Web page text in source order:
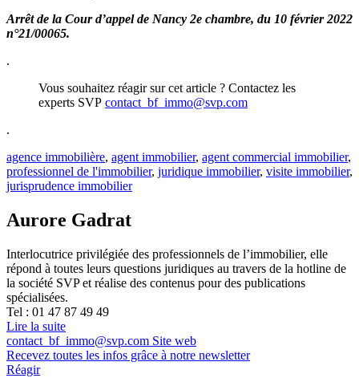
Arrêt de la Cour d’appel de Nancy 2e chambre, du 10 février 2022
n°21/00065.
.
Vous souhaitez réagir sur cet article ? Contactez les
experts SVP contact_bf_immo@svp.com
.
agence immobilière, agent immobilier, agent commercial immobilier,
professionnel de l'immobilier, juridique immobilier, visite immobilier,
jurisprudence immobilier
Aurore Gadrat
Interlocutrice privilégiée des professionnels de l’immobilier, elle
répond à toutes leurs questions juridiques au travers de la hotline de
la société SVP et réalise des contenus pour des publications
spécialisées.
Tel : 01 47 87 49 49
Lire la suite
contact_bf_immo@svp.com Site web
Recevez toutes les infos grâce à notre newsletter
Réagir